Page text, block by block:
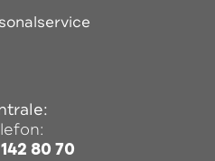
80 70